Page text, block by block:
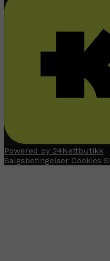
Powered by 24Nettbutikk
Salgsbetingelser Cookies